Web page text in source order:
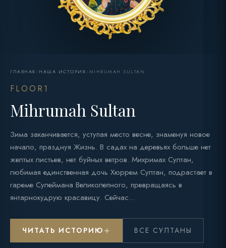
ГЛАВНАЯ / НАША ИСТОРИЯ / MIHRUMAH SULTAN
FLOOR1
Mihrumah Sultan
Зима заканчивается, уступая место весне, знаменуя новое
начало, празднуя Жизнь. В садах на деревьях больше нет
желтых листьев, нет буйных ветров. Михримах Султан,
любимая единственная дочь Хюррем Султан, подрастает в
гареме Сулеймана Великолепного, превращаясь в
янтарнокудрую красавицу. Сейчас...
ЧИТАТЬ ИСТОРИЮ ВСЕ СУЛТАНЫ